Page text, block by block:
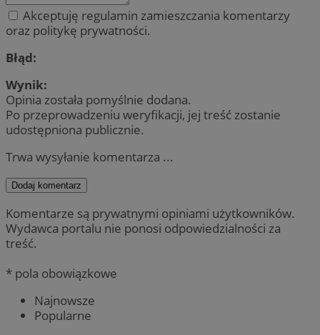
Akceptuję regulamin zamieszczania komentarzy
oraz politykę prywatności.
Błąd:
Wynik:
Opinia została pomyślnie dodana.
Po przeprowadzeniu weryfikacji, jej treść zostanie
udostępniona publicznie.
Trwa wysyłanie komentarza ...
Dodaj komentarz
Komentarze są prywatnymi opiniami użytkowników.
Wydawca portalu nie ponosi odpowiedzialności za
treść.
* pola obowiązkowe
Najnowsze
Popularne